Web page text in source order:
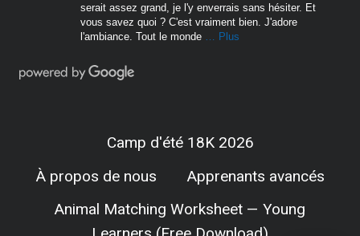
serait assez grand, je l'y enverrais sans hésiter. Et
vous savez quoi ? C'est vraiment bien. J'adore
l'ambiance. Tout le monde
… Plus
Camp d'été 18K 2026
À propos de nous
Apprenants avancés
Animal Matching Worksheet — Young